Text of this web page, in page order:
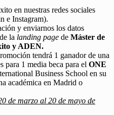
en nuestras redes sociales
e Instagram).
y enviarnos los datos
la landing page de Máster de
y ADEN.
tendrá 1 ganador de una
para 1 media beca para el ONE
Business School en su
académica en Madrid o
de marzo al 20 de mayo de